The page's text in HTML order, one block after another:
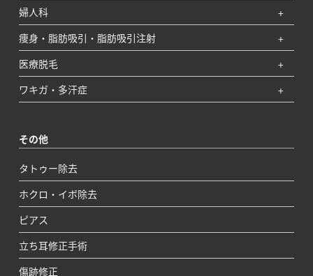
婦人科
痩身・脂肪吸引・脂肪吸引注射
医療脱毛
ワキガ・多汗症
その他
タトゥー除去
ホクロ・イボ除去
ピアス
立ち耳修正手術
傷跡修正